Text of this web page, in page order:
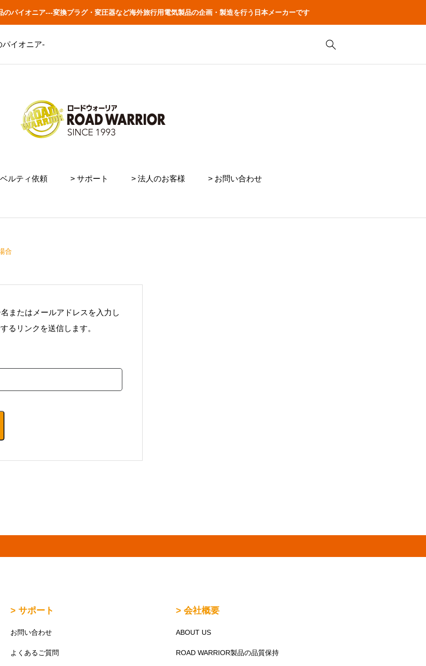
パイオニア---変換プラグ・変圧器など海外旅行用電気製品の企画・製造を行う日本メーカーです
パイオニア-
ルティ依頼 > サポート > 法人のお客様 > お問い合わせ
合
またはメールアドレスを入力し
るリンクを送信します。
> サポート
お問い合わせ
よくあるご質問
> 会社概要
ABOUT US
ROAD WARRIOR製品の品質保持